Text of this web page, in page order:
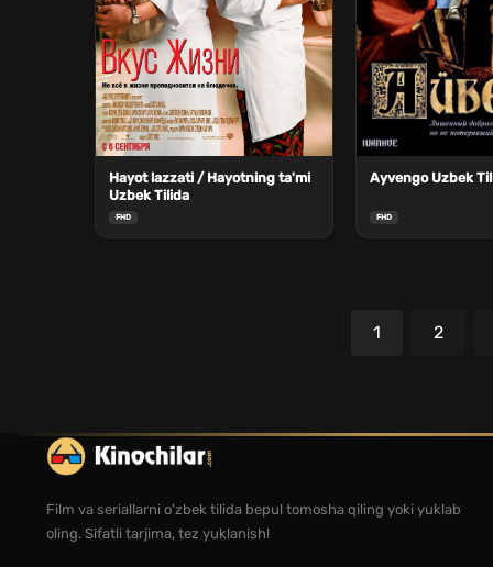
Hayot lazzati / Hayotning ta'mi
Uzbek Tilida
FHD
Ayvengo Uzbek
FHD
1 2
Film va seriallarni o'zbek tilida bepul tomosha qiling yoki yuklab
oling. Sifatli tarjima, tez yuklanish!